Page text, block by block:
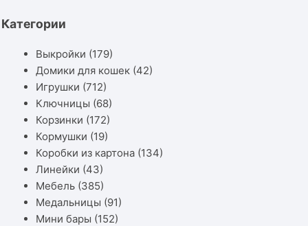
Категории
Выкройки (179)
Домики для кошек (42)
Игрушки (712)
Ключницы (68)
Корзинки (172)
Кормушки (19)
Коробки из картона (134)
Линейки (43)
Мебель (385)
Медальницы (91)
Мини бары (152)